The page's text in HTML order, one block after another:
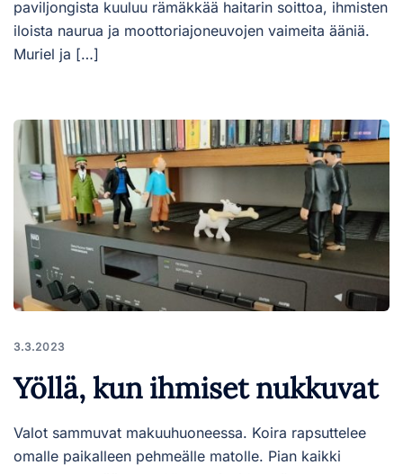
paviljongista kuuluu rämäkkää haitarin soittoa, ihmisten
iloista naurua ja moottoriajoneuvojen vaimeita ääniä.
Muriel ja […]
3.3.2023
Yöllä, kun ihmiset nukkuvat
Valot sammuvat makuuhuoneessa. Koira rapsuttelee
omalle paikalleen pehmeälle matolle. Pian kaikki